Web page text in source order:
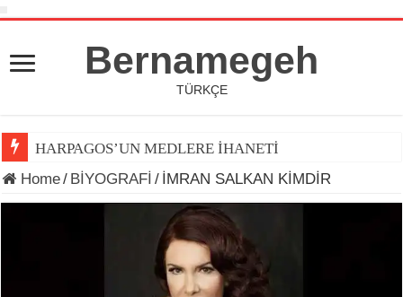
Bernamegeh
TÜRKÇE
HARPAGOS’UN MEDLERE İHANETİ
Home/ BİYOGRAFİ / İMRAN SALKAN KİMDİR